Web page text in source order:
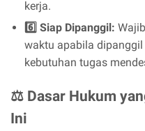
kerja.
6️⃣ Siap Dipanggil:
waktu apabila
kebutuhan tugas
⚖️ Dasar Hukum
Ini